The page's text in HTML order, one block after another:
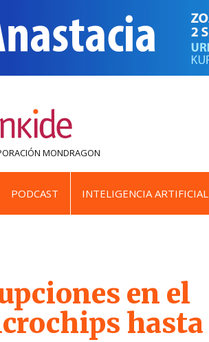
MONDRAGON
PODCAST INTELIGENCIA ARTIFICIAL
en el
hasta